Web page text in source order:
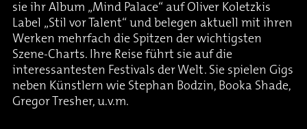
sie ihr Album „Mind Palace“ auf Oliver Koletzkis
Label „Stil vor Talent“ und belegen aktuell mit ihren
Werken mehrfach die Spitzen der wichtigsten
Szene-Charts. Ihre Reise führt sie auf die
interessantesten Festivals der Welt. Sie spielen Gigs
neben Künstlern wie Stephan Bodzin, Booka Shade,
Gregor Tresher, u.v.m.